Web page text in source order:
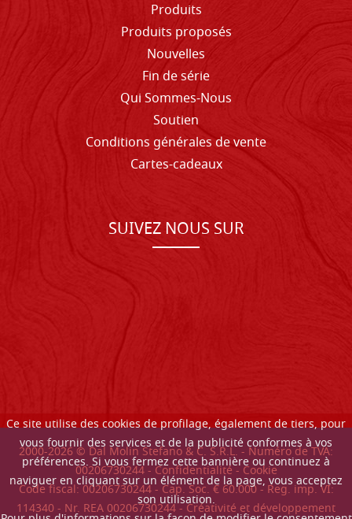
Ce site utilise des cookies de profilage, également de tiers, pour
vous fournir des services et de la publicité conformes à vos
préférences. Si vous fermez cette bannière ou continuez à
naviguer en cliquant sur un élément de la page, vous acceptez
son utilisation.
Produits
Produits proposés
Nouvelles
Fin de série
Qui Sommes-Nous
Soutien
Conditions générales de vente
Cartes-cadeaux
SUIVEZ NOUS SUR
2000-2026© Dal Molin Stefano & C. S.R.L. - Numéro de TVA:
00206730244 -Confidentialité-Cookie
Code fiscal: 00206730244 - Cap. Soc. € 60.000 - Reg. imp. VI:
114340 - Nr. REA 00206730244 - Créativité et développement